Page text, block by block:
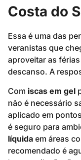
Costa do
Essa é uma das
veranistas que
aproveitar as
descanso. A
Com iscas em gel
não é necessário
aplicado em
é seguro para
líquida em áreas
recomendado é